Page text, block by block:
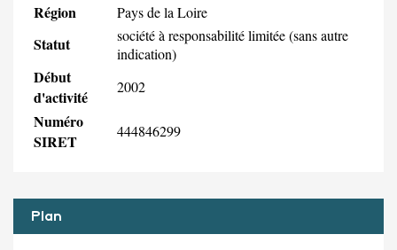
Région Pays de la Loire
Statut
société à responsabilité limitée (sans autre
indication)
Début
d'activité
2002
Numéro
SIRET
444846299
Plan